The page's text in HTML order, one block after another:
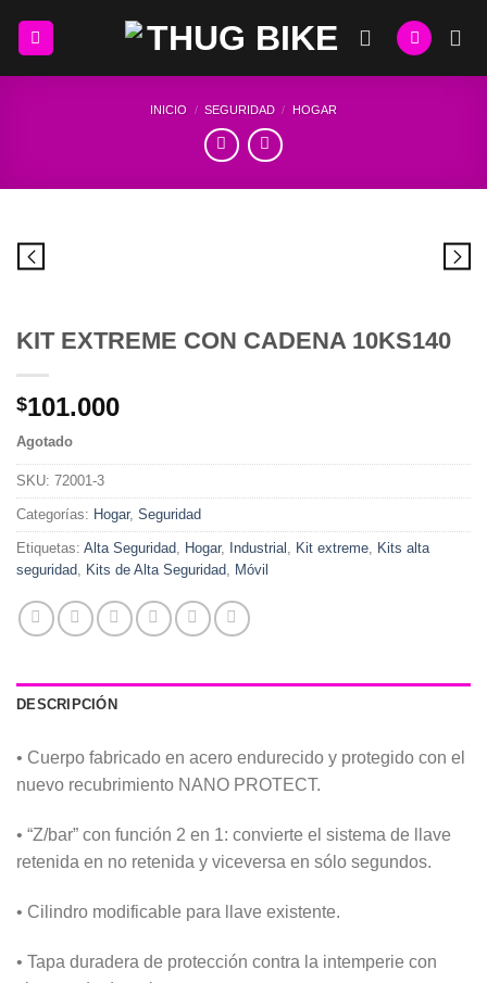
INICIO / SEGURIDAD / HOGAR
KIT EXTREME CON CADENA 10KS140
$101.000
Agotado
SKU: 72001-3
Categorías: Hogar, Seguridad
Etiquetas: Alta Seguridad, Hogar, Industrial , Kit extreme, Kits alta
seguridad, Kits de Alta Seguridad, Móvil
DESCRIPCIÓN
• Cuerpo fabricado en acero endurecido y protegido con el
nuevo recubrimiento NANO PROTECT.
• “Z/bar” con función 2 en 1: convierte el sistema de llave
retenida en no retenida y viceversa en sólo segundos.
• Cilindro modificable para llave existente.
• Tapa duradera de protección contra la intemperie con